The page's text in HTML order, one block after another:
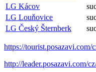
LG Kácov
LG Louňovice
LG Český Šternberk
https://tourist.posazavi.com/
http://leader.posazavi.com/